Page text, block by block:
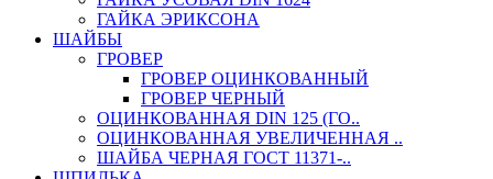
ГАЙКА ЭРИКСОНА
ШАЙБЫ
ГРОВЕР
ГРОВЕР ОЦИНКОВАННЫЙ
ГРОВЕР ЧЕРНЫЙ
ОЦИНКОВАННАЯ DIN 125 (ГО..
ОЦИНКОВАННАЯ УВЕЛИЧЕННАЯ ..
ШАЙБА ЧЕРНАЯ ГОСТ 11371-..